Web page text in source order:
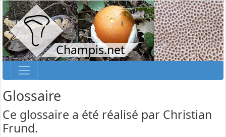
Champis.net
Glossaire
Ce glossaire a été réalisé par Christian
Frund.